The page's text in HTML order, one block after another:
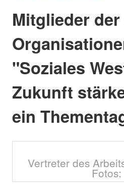
Mitglieder
"Soziales
Zukunft
ein
Vertreter des